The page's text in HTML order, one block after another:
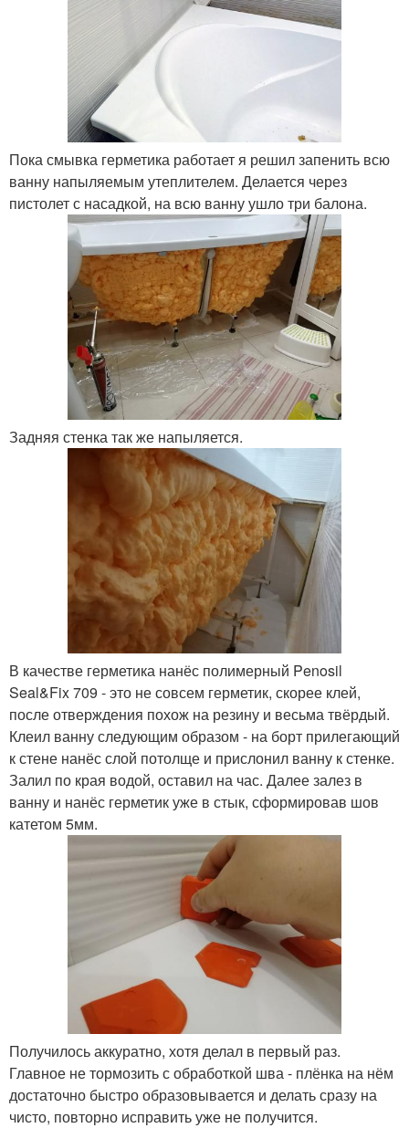
Пока смывка герметика работает я решил запенить всю
ванну напыляемым утеплителем. Делается через
пистолет с насадкой, на всю ванну ушло три балона.
Задняя стенка так же напыляется.
В качестве герметика нанёс полимерный Penosil
Seal&Fix 709 - это не совсем герметик, скорее клей,
после отверждения похож на резину и весьма твёрдый.
Клеил ванну следующим образом - на борт прилегающий
к стене нанёс слой потолще и прислонил ванну к стенке.
Залил по края водой, оставил на час. Далее залез в
ванну и нанёс герметик уже в стык, сформировав шов
катетом 5мм.
Получилось аккуратно, хотя делал в первый раз.
Главное не тормозить с обработкой шва - плёнка на нём
достаточно быстро образовывается и делать сразу на
чисто, повторно исправить уже не получится.